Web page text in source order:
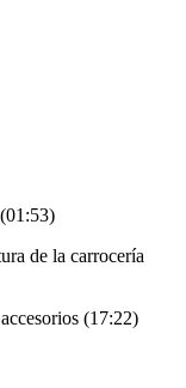
de la carrocería
(17:22)